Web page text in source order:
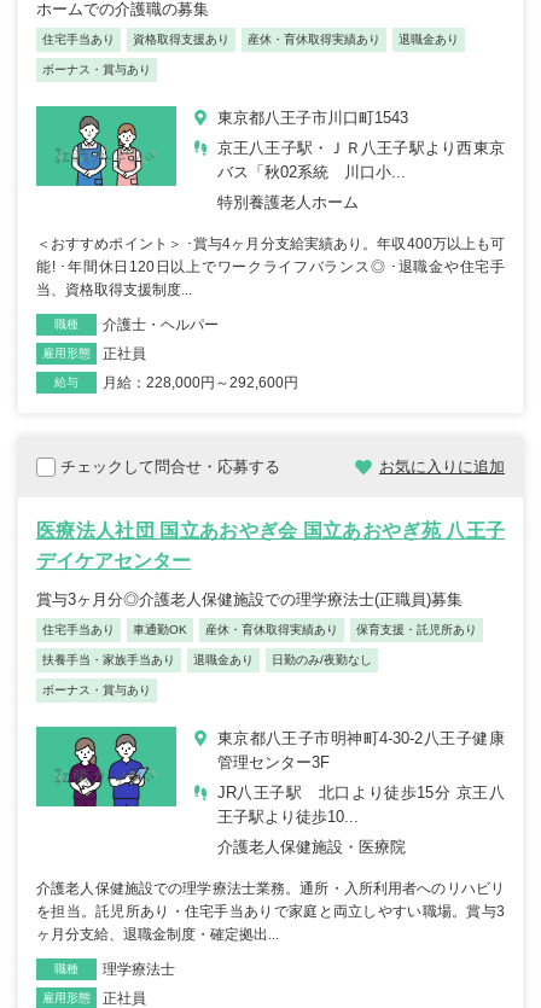
ホームでの介護職の募集
住宅手当あり 資格取得支援あり 産休・育休取得実績あり 退職金あり
ボーナス・賞与あり
東京都八王子市川口町1543
京王八王子駅・ＪＲ八王子駅より西東京
バス「秋02系統 川口小...
特別養護老人ホーム
＜おすすめポイント＞ ･賞与4ヶ月分支給実績あり。年収400万以上も可
能! ･年間休日120日以上でワークライフバランス◎ ･退職金や住宅手
当、資格取得支援制度...
職種 介護士・ヘルパー
雇用形態 正社員
給与 月給：228,000円～292,600円
チェックして問合せ・応募する お気に入りに追加
医療法人社団 国立あおやぎ会 国立あおやぎ苑 八王子
デイケアセンター
賞与3ヶ月分◎介護老人保健施設での理学療法士(正職員)募集
住宅手当あり 車通勤OK 産休・育休取得実績あり 保育支援・託児所あり
扶養手当・家族手当あり 退職金あり 日勤のみ/夜勤なし
ボーナス・賞与あり
東京都八王子市明神町4-30-2八王子健康
管理センター3F
JR八王子駅 北口より徒歩15分 京王八
王子駅より徒歩10...
介護老人保健施設・医療院
介護老人保健施設での理学療法士業務。通所・入所利用者へのリハビリ
を担当。託児所あり・住宅手当ありで家庭と両立しやすい職場。賞与3
ヶ月分支給、退職金制度・確定拠出...
職種 理学療法士
雇用形態 正社員